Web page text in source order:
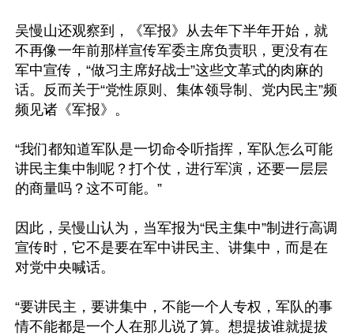
吴慢山还观察到，《军报》从去年下半年开始，就
不再像一年前那样宣传军委主席负责职，更没有在
军中宣传，“做习主席好战士”这些文革式的肉麻的
话。反而关于“党性原则、集体领导制、党内民主”频
频见诸《军报》。
“我们都知道军队是一切命令听指挥，军队怎么可能
讲民主集中制呢？打个仗，进行军演，还要一层层
的商量吗？这不可能。”
因此，吴慢山认为，当军报为“民主集中”制进行高调
宣传时，它不是要在军中讲民主、讲集中，而是在
对党中央喊话。
“要讲民主，要讲集中，不能一个人专权，军队的事
情不能都是一个人在那儿说了算。想提拔谁就提拔